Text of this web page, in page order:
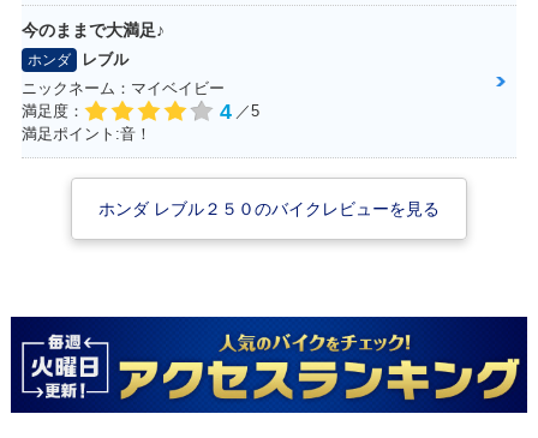
今のままで大満足♪
ホンダ
レブル
ニックネーム：マイベイビー
満足度：
4 ／5
満足ポイント:音！
ホンダ レブル２５０のバイクレビューを見る